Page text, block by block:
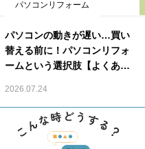
パソコンリフォーム
パソコンの動きが遅い…買い
替える前に！パソコンリフォ
ームという選択肢【よくある
2026.07.24